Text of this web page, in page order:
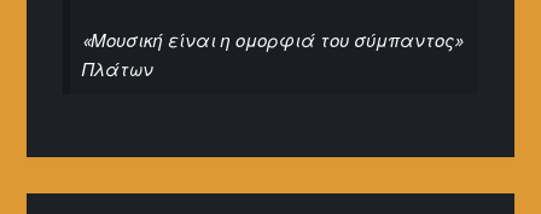
«Μουσική είναι η ομορφιά του σύμπαντος»
Πλάτων